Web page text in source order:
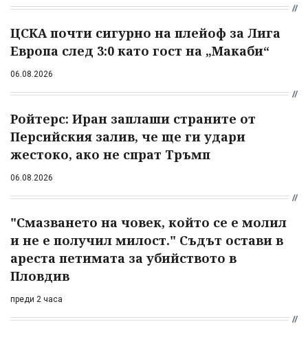
ЦСКА почти сигурно на плейоф за Лига
Европа след 3:0 като гост на „Макаби“
06.08.2026
Ройтерс: Иран заплаши страните от
Персийския залив, че ще ги удари
жестоко, ако не спрат Тръмп
06.08.2026
"Смазването на човек, който се е молил
и не е получил милост." Съдът остави в
ареста петимата за убийството в
Пловдив
преди 2 часа